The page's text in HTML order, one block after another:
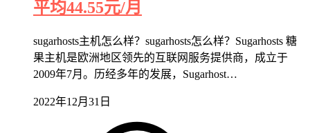
平均44.55元/月
sugarhosts主机怎么样？sugarhosts怎么样？Sugarhosts 糖
果主机是欧洲地区领先的互联网服务提供商，成立于
2009年7月。历经多年的发展，Sugarhost…
2022年12月31日